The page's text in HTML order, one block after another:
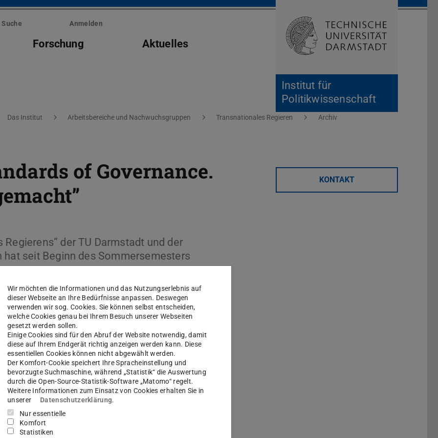
Institut für
Politikwissenschaft
Suche Anmelden
Forschung Aktuelles Suche öffnen
Das Institut Arbeitsbereiche und Nachwuchsgruppen Transnationales Regieren Archiv
of Governance.
der TU Darmstadt und der
seit Beginn des Sommersemesters
und die Arbeit der Mitglieder in ihren
wollen wir nicht nur einen Einblick in die
auch den Forschungsalltag und die
und Prof. Andreas Nölke über Standards
vor, die beide in den
Wir diskutieren unter anderem, welche Rolle
politischen Implikationen
reflektiert, wie sich das Verhältnis
KONTAKT
Wir möchten die Informationen und das Nutzungserlebnis auf
dieser Webseite an Ihre Bedürfnisse anpassen. Deswegen
verwenden wir sog. Cookies. Sie können selbst entscheiden,
welche Cookies genau bei Ihrem Besuch unserer Webseiten
gesetzt werden sollen.
Einige Cookies sind für den Abruf der Website notwendig, damit
diese auf Ihrem Endgerät richtig anzeigen werden kann. Diese
essentiellen Cookies können nicht abgewählt werden.
Der Komfort-Cookie speichert Ihre Spracheinstellung und
bevorzugte Suchmaschine, während „Statistik“ die Auswertung
durch die Open-Source-Statistik-Software „Matomo“ regelt.
Weitere Informationen zum Einsatz von Cookies erhalten Sie in
unserer
Datenschutzerklärung.
Nur essentielle
Komfort
Statistiken